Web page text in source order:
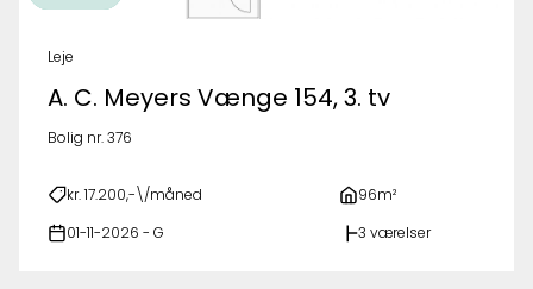
Leje
A. C. Meyers Vænge 154, 3. tv
Bolig nr. 376
kr. 17.200,-\/måned 96m²
01-11-2026 - G 3 værelser